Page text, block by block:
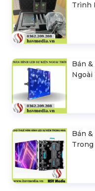
Trình
Bán
Ngoài
Bán
Trong